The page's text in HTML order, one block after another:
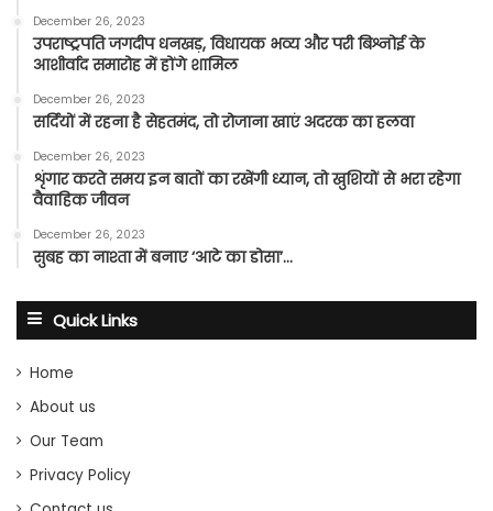
December 26, 2023
उपराष्ट्रपति जगदीप धनखड़, विधायक भव्य और परी बिश्नोई के
आशीर्वाद समारोह में होंगे शामिल
December 26, 2023
सर्दियों में रहना है सेहतमंद, तो रोजाना खाएं अदरक का हलवा
December 26, 2023
शृंगार करते समय इन बातों का रखेंगी ध्यान, तो खुशियों से भरा रहेगा
वैवाहिक जीवन
December 26, 2023
सुबह का नाश्ता में बनाए ‘आटे का डोसा’…
Quick Links
Home
About us
Our Team
Privacy Policy